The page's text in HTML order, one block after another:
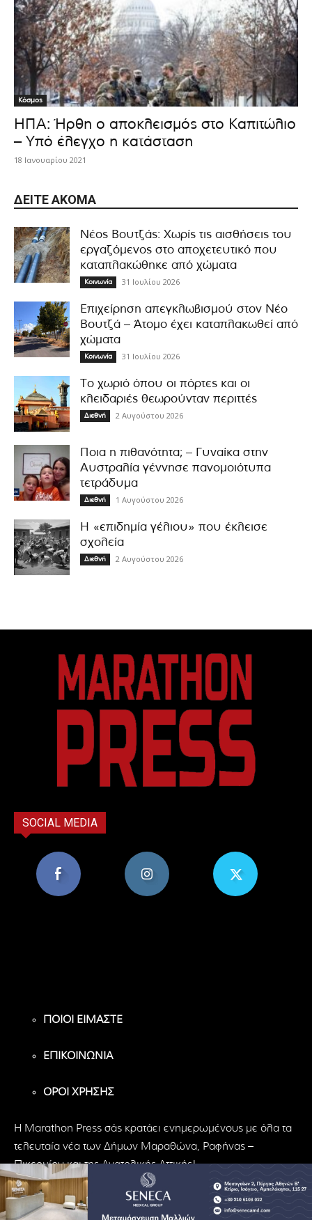
Κόσμος
ΗΠΑ: Ήρθη o αποκλεισμός στο Καπιτώλιο
– Υπό έλεγχο η κατάσταση
18 Ιανουαρίου 2021
ΔΕΊΤΕ ΑΚΌΜΑ
Νέος Βουτζάς: Χωρίς τις αισθήσεις του
εργαζόμενος στο αποχετευτικό που
καταπλακώθηκε από χώματα
Κοινωνία 31 Ιουλίου 2026
Επιχείρηση απεγκλωβισμού στον Νέο
Βουτζά – Άτομο έχει καταπλακωθεί από
χώματα
Κοινωνία 31 Ιουλίου 2026
Το χωριό όπου οι πόρτες και οι
κλειδαριές θεωρούνταν περιττές
Διεθνή 2 Αυγούστου 2026
Ποια η πιθανότητα; – Γυναίκα στην
Αυστραλία γέννησε πανομοιότυπα
τετράδυμα
Διεθνή 1 Αυγούστου 2026
Η «επιδημία γέλιου» που έκλεισε
σχολεία
Διεθνή 2 Αυγούστου 2026
SOCIAL MEDIA
ΠΟΙΟΙ ΕΙΜΑΣΤΕ
ΕΠΙΚΟΙΝΩΝΙΑ
ΟΡΟΙ ΧΡΗΣΗΣ
H Marathon Press σάς κρατάει ενημερωμένους με όλα τα
τελευταία νέα των Δήμων Μαραθώνα, Ραφήνας –
Πικερμίου και της Ανατολικής Αττικής!
© Marathon Press | All Rights Reserved